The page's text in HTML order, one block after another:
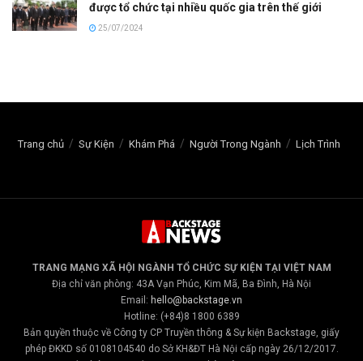
được tổ chức tại nhiều quốc gia trên thế giới
25/07/2024
Trang chủ Sự Kiện Khám Phá Người Trong Ngành Lịch Trình
TRANG MẠNG XÃ HỘI NGÀNH TỔ CHỨC SỰ KIỆN TẠI VIỆT NAM
Địa chỉ văn phòng: 43A Vạn Phúc, Kim Mã, Ba Đình, Hà Nội
Email: hello@backstage.vn
Hotline: (+84)8 1800 6389
Bản quyền thuộc về Công ty CP Truyền thông & Sự kiện Backstage, giấy
phép ĐKKD số 0108104540 do Sở KH&ĐT Hà Nội cấp ngày 26/12/2017.